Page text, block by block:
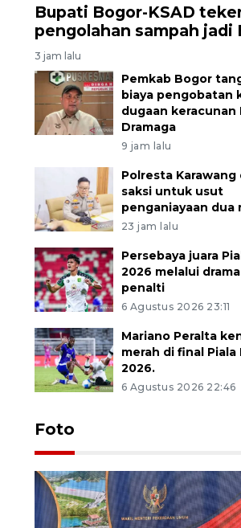
Bupati Bogor-KSAD
pengolahan sampah jadi
3 jam lalu
Pemkab Bogor
biaya pengobatan
dugaan keracunan
Dramaga
9 jam lalu
Polresta Karawang
saksi untuk usut
penganiayaan dua
23 jam lalu
Persebaya juara
2026 melalui
penalti
6 Agustus 2026 23:11
Mariano Peralta
merah di final Piala
2026.
6 Agustus 2026 22:46
Foto